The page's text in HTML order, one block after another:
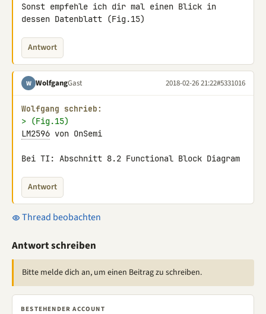
Sonst empfehle ich dir mal einen Blick in
dessen Datenblatt (Fig.15)
Antwort
W WolfgangGast 2018-02-26 21:22#5331016
Wolfgang schrieb:
> (Fig.15)
LM2596 von OnSemi
Bei TI: Abschnitt 8.2 Functional Block Diagram
Antwort
Thread beobachten
Antwort schreiben
Bitte melde dich an, um einen Beitrag zu schreiben.
BESTEHENDER ACCOUNT